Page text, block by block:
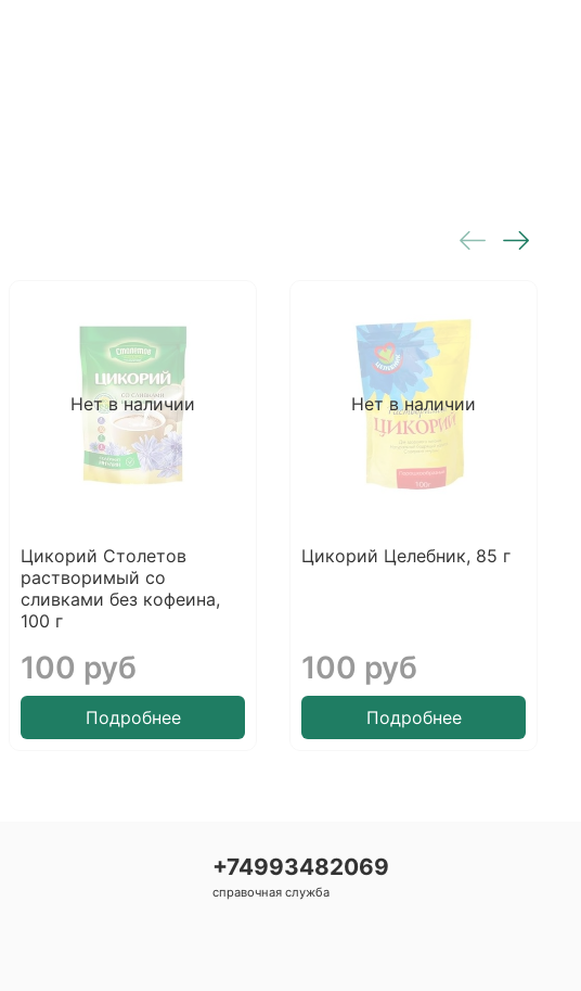
Нет в наличии
Цикорий Столетов
растворимый со
сливками без кофеина,
100 г
100 руб
Подробнее
Нет в наличии
Цикорий Целебник, 85 г
100 руб
Подробнее
+74993482069
справочная служба